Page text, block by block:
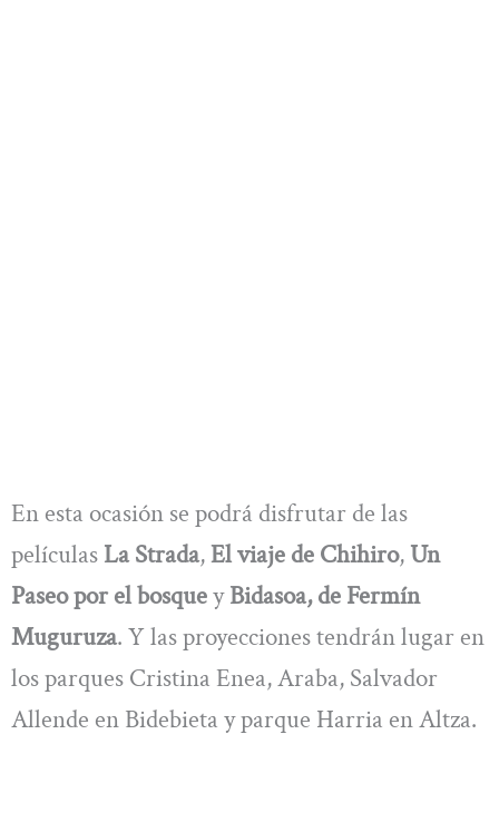
En esta ocasión se podrá disfrutar de las
películas La Strada,El viaje de Chihiro, Un
Paseo por el bosqueyBidasoa, de Fermín
Muguruza. Y las proyecciones tendrán lugar en
los parques Cristina Enea, Araba, Salvador
Allende en Bidebieta y parque Harria en Altza.